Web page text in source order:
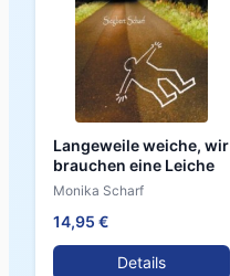
Langeweile weiche, wir
brauchen eine Leiche
Monika Scharf
14,95 €
Details